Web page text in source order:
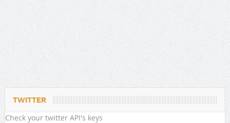
TWITTER
Check your twitter API's keys